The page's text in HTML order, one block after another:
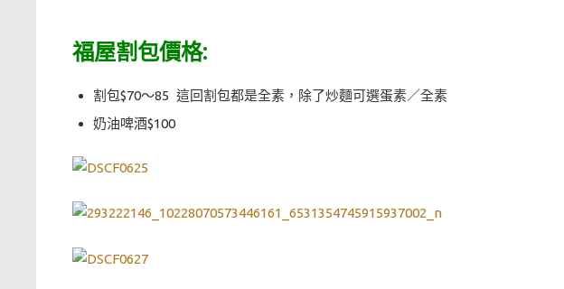
福屋割包價格:
割包$70～85 這回割包都是全素，除了炒麵可選蛋素／全素
奶油啤酒$100